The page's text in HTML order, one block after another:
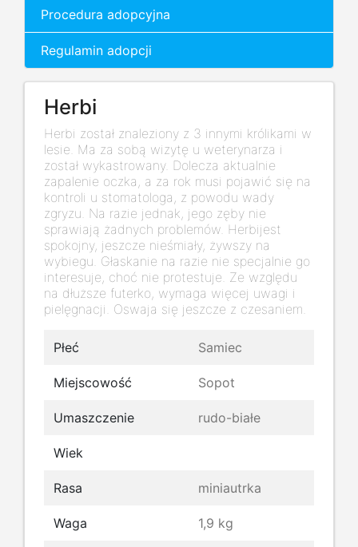
Procedura adopcyjna
Regulamin adopcji
Herbi
Herbi został znaleziony z 3 innymi królikami w
lesie. Ma za sobą wizytę u weterynarza i
został wykastrowany. Dolecza aktualnie
zapalenie oczka, a za rok musi pojawić się na
kontroli u stomatologa, z powodu wady
zgryzu. Na razie jednak, jego zęby nie
sprawiają żadnych problemów. Herbijest
spokojny, jeszcze nieśmiały, żywszy na
wybiegu. Głaskanie na razie nie specjalnie go
interesuje, choć nie protestuje. Ze względu
na dłuższe futerko, wymaga więcej uwagi i
pielęgnacji. Oswaja się jeszcze z czesaniem.
Płeć Samiec
Miejscowość Sopot
Umaszczenie rudo-białe
Wiek
Rasa miniautrka
Waga 1,9 kg